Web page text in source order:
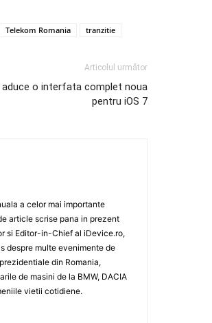
Telekom Romania tranzitie
Articolul următor
aduce o interfata complet noua
pentru iOS 7
a celor mai importante
article scrise pana in prezent
si Editor-in-Chief al iDevice.ro,
despre multe evenimente de
din Romania,
de masini de la BMW, DACIA
vietii cotidiene.